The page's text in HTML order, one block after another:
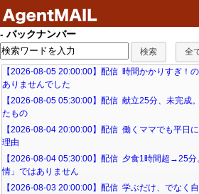
- バックナンバー
【2026-08-05 20:00:00】配信 時間かかりすぎ！
ありませんでした
【2026-08-05 05:30:00】配信 献立25分、未完成
たもの
【2026-08-04 20:00:00】配信 働くママでも平日
理由
【2026-08-04 05:30:00】配信 夕食1時間超→25
情」ではありません
【2026-08-03 20:00:00】配信 学ぶだけ、でなく